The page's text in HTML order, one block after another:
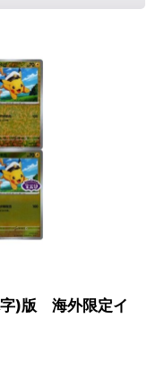
)版 海外限定イ